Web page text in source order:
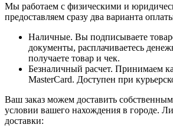
Мы работаем с физическими и
предоставляем сразу два варианта
Наличные. Вы подписываете
документы, расплачиваетесь
получаете товар и чек.
Безналичный расчет. Принимаем
MasterCard. Доступен при
Ваш заказ можем доставить
условии вашего нахождения в городе.
доставки: